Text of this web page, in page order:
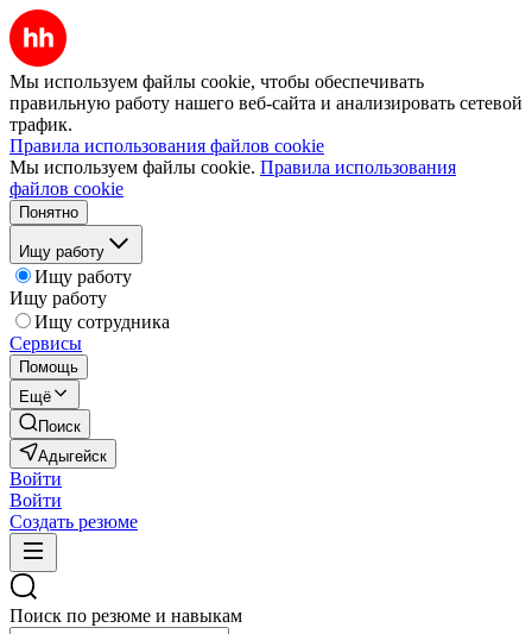
Мы используем файлы cookie, чтобы обеспечивать
правильную работу нашего веб-сайта и анализировать сетевой
трафик.
Правила использования файлов cookie
Мы используем файлы cookie. Правила использования
файлов cookie
Понятно
Ищу работу
Ищу работу
Ищу работу
Ищу сотрудника
Сервисы
Помощь
Ещё
Поиск
Адыгейск
Войти
Войти
Создать резюме
Поиск по резюме и навыкам